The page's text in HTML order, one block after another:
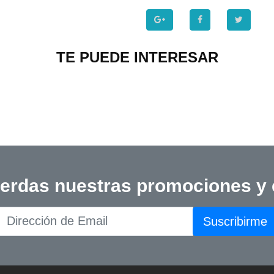
TE PUEDE INTERESAR
nuestras promociones y
Suscribirme